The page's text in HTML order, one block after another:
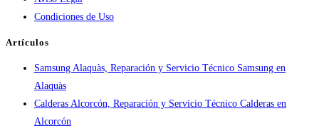
real
en
España
Condiciones de Uso
Artículos
Samsung Alaquàs, Reparación y Servicio Técnico Samsung en
Alaquàs
Calderas Alcorcón, Reparación y Servicio Técnico Calderas en
Alcorcón